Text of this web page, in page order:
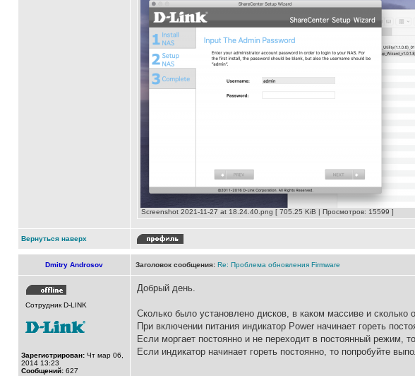
Screenshot 2021-11-27 at 18.24.40.png [ 705.25 KiB | Просмотров: 15599 ]
Вернуться наверх
Dmitry Androsov Заголовок сообщения: Re: Проблема обновления Firmware
Сотрудник D-LINK
Зарегистрирован: Чт мар 06,
2014 13:23
Сообщений: 627
Добрый день.
Сколько было установлено дисков, в каком массиве и сколько
При включении питания индикатор Power начинает гореть
Если моргает постоянно и не переходит в постоянный режим,
Если индикатор начинает гореть постоянно, то попробуйте